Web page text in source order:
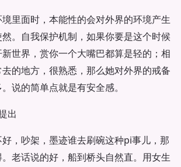
里面时，本能性的会对外界的环境产生
。自我保护机制，如果你要是这个时候
世界，赏你一个大嘴巴都算是轻的；相
的地方，很熟悉，那么她对外界的戒备
说的简单点就是有安全感。
出
，吵架，墨迹谁去刷碗这种pi事儿，那
老话说的好，船到桥头自然直。用女生